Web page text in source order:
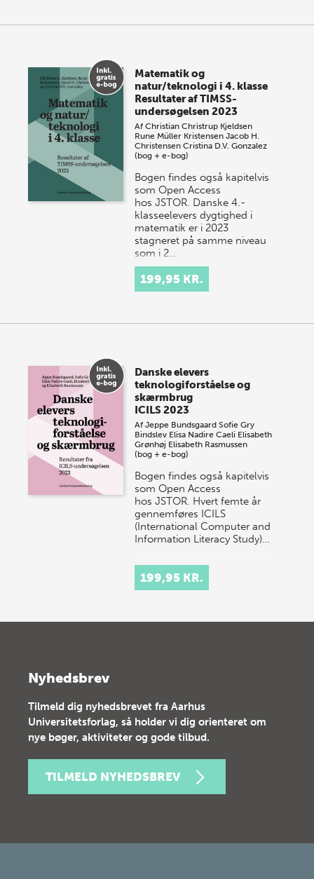
Matematik og
natur/teknologi i 4. klasse
Resultater af TIMSS-
undersøgelsen 2023
AfChristian Christrup Kjeldsen
Rune Müller Kristensen Jacob H.
Christensen Cristina D.V. Gonzalez
(bog + e-bog)
Bogen findes også kapitelvis
som Open Access
hos JSTOR. Danske 4.-
klasseelevers dygtighed i
matematik er i 2023
stagneret på samme niveau
som i 2…
199,95 KR.
Danske elevers
teknologiforståelse og
skærmbrug
ICILS 2023
AfJeppe Bundsgaard Sofie Gry
Bindslev Elisa Nadire Caeli Elisabeth
Grønhøj Elisabeth Rasmussen
(bog + e-bog)
Bogen findes også kapitelvis
som Open Access
hos JSTOR. Hvert femte år
gennemføres ICILS
(International Computer and
Information Literacy Study)…
199,95 KR.
Nyhedsbrev
Tilmeld dig nyhedsbrevet fra Aarhus
Universitetsforlag, så holder vi dig orienteret om
nye bøger, aktiviteter og gode tilbud.
TILMELD NYHEDSBREV